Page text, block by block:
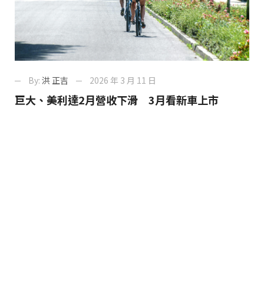
By: 洪 正吉 2026 年 3 月 11 日
巨大、美利達2月營收下滑 3月看新車上市